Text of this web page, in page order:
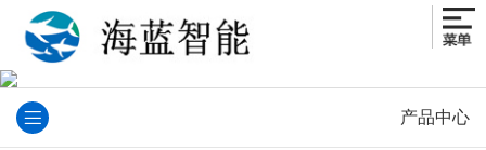
产品中心